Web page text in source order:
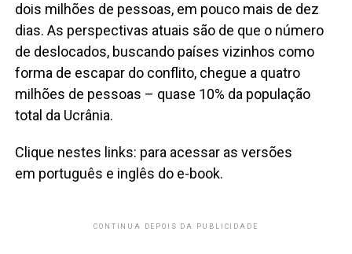
dois milhões de pessoas, em pouco mais de dez
dias. As perspectivas atuais são de que o número
de deslocados, buscando países vizinhos como
forma de escapar do conflito, chegue a quatro
milhões de pessoas – quase 10% da população
total da Ucrânia.
Clique nestes links: para acessar as versões
em português e inglês do e-book.
CONTINUA DEPOIS DA PUBLICIDADE